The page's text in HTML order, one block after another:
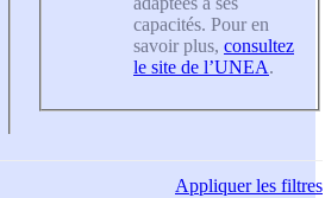
capacités. Pour en
savoir plus, consultez
le site de l’UNEA.
Appliquerles filtres